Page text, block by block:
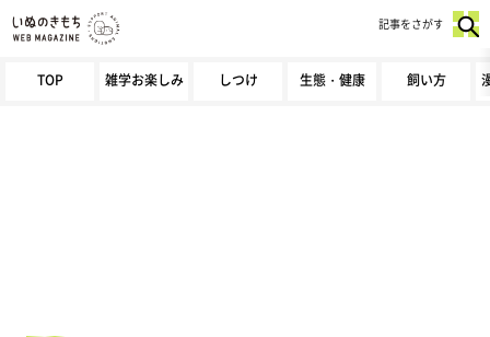
TOP 雑学お楽しみ しつけ 生態・健康 飼い方
記事をさがす